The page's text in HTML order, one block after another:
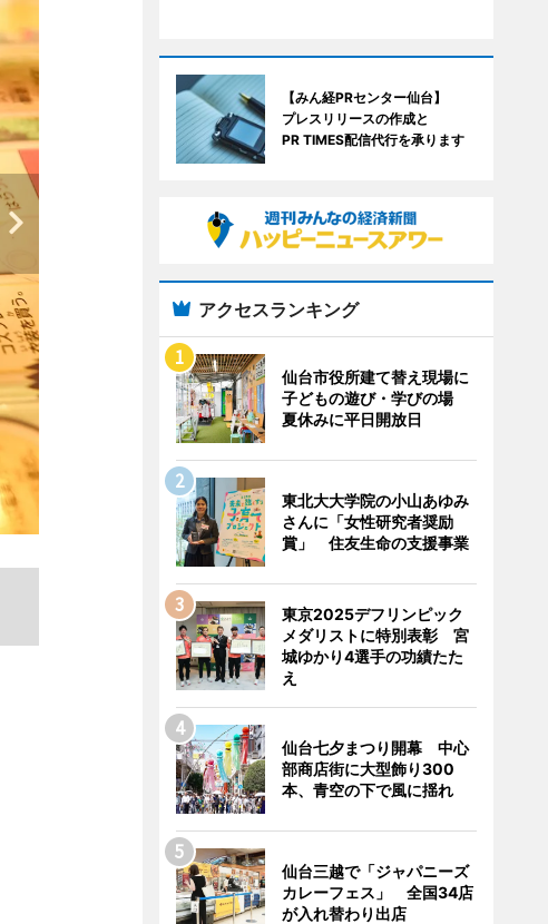
【みん経PRセンター仙台】
プレスリリースの作成と
PR TIMES配信代行を承ります
アクセスランキング
仙台市役所建て替え現場に
子どもの遊び・学びの場
夏休みに平日開放日
東北大大学院の小山あゆみ
さんに「女性研究者奨励
賞」 住友生命の支援事業
東京2025デフリンピック
メダリストに特別表彰 宮
城ゆかり4選手の功績たた
え
仙台七夕まつり開幕 中心
部商店街に大型飾り300
本、青空の下で風に揺れ
仙台三越で「ジャパニーズ
カレーフェス」 全国34店
が入れ替わり出店